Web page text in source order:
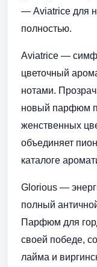
— Aviatrice для
полностью.
Aviatrice —
цветочный
нотами.
новый парфюм
женственных
объединяет
каталоге
Glorious —
полный
Парфюм для
своей победе,
лайма и